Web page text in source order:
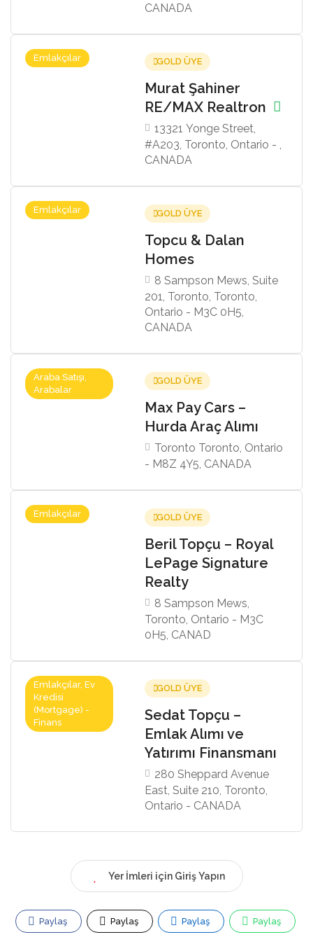
CANADA
Emlakçılar GOLD ÜYE
Murat Şahiner
RE/MAX Realtron
13321 Yonge Street,
#A203, Toronto, Ontario - ,
CANADA
Emlakçılar GOLD ÜYE
Topcu & Dalan
Homes
8 Sampson Mews, Suite
201, Toronto, Toronto,
Ontario - M3C 0H5,
CANADA
Araba Satışı,
Arabalar
GOLD ÜYE
Max Pay Cars –
Hurda Araç Alımı
Toronto Toronto, Ontario
- M8Z 4Y5, CANADA
Emlakçılar GOLD ÜYE
Beril Topçu – Royal
LePage Signature
Realty
8 Sampson Mews,
Toronto, Ontario - M3C
0H5, CANAD
Emlakçılar, Ev
Kredisi
(Mortgage) -
Finans
GOLD ÜYE
Sedat Topçu –
Emlak Alımı ve
Yatırımı Finansmanı
280 Sheppard Avenue
East, Suite 210, Toronto,
Ontario - CANADA
Yer İmleri için Giriş Yapın
Paylaş Paylaş Paylaş Paylaş